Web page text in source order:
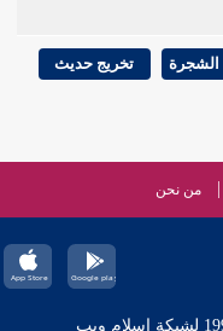
الشجرة تخريج حديث
من نحن